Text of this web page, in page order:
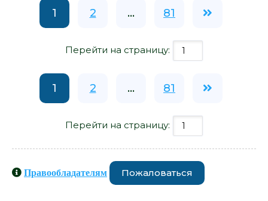
1 2 ... 81
Перейти на страницу:
1 2 ... 81
Перейти на страницу:
Правообладателям Пожаловаться